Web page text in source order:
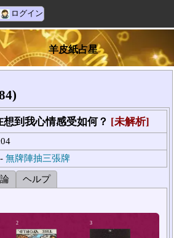
ログイン
羊皮紙占星
到我心情感受如何？ [未解析]
無牌陣抽三張牌
ヘルプ